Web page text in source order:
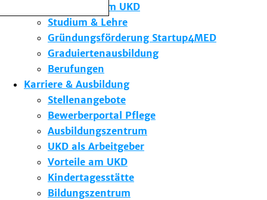
Forschung am UKD
Studium & Lehre
Gründungsförderung Startup4MED
Graduiertenausbildung
Berufungen
Karriere & Ausbildung
Stellenangebote
Bewerberportal Pflege
Ausbildungszentrum
UKD als Arbeitgeber
Vorteile am UKD
Kindertagesstätte
Bildungszentrum